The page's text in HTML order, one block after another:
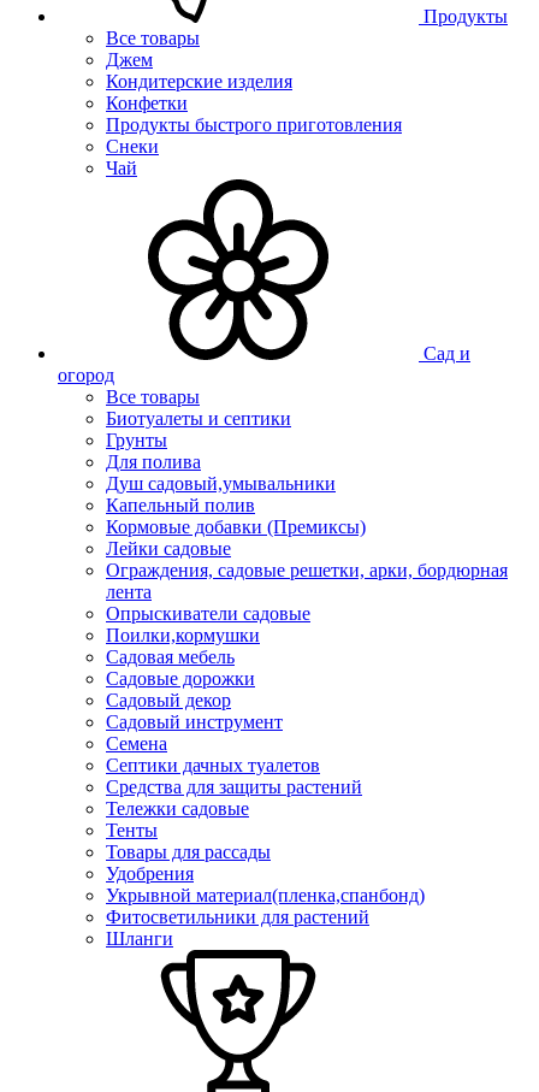
Продукты
Все товары
Джем
Кондитерские изделия
Конфетки
Продукты быстрого приготовления
Снеки
Чай
Сад и
огород
Все товары
Биотуалеты и септики
Грунты
Для полива
Душ садовый,умывальники
Капельный полив
Кормовые добавки (Премиксы)
Лейки садовые
Ограждения, садовые решетки, арки, бордюрная
лента
Опрыскиватели садовые
Поилки,кормушки
Садовая мебель
Садовые дорожки
Садовый декор
Садовый инструмент
Семена
Септики дачных туалетов
Средства для защиты растений
Тележки садовые
Тенты
Товары для рассады
Удобрения
Укрывной материал(пленка,спанбонд)
Фитосветильники для растений
Шланги